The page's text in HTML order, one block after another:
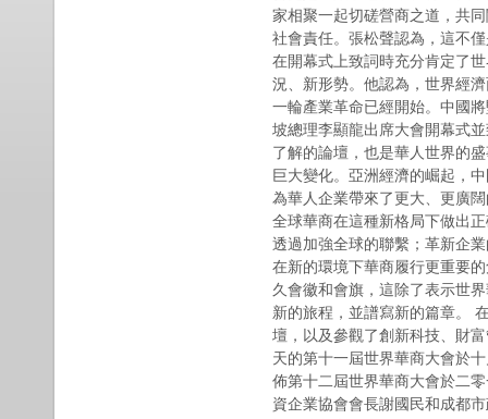
家相聚一起切磋營商之道，共
社會責任。張松聲認為，這不
在開幕式上致詞時充分肯定了
況、新形勢。他認為，世界經
一輪產業革命已經開始。中國
坡總理李顯龍出席大會開幕式
了解的論壇，也是華人世界的
巨大變化。亞洲經濟的崛起，
為華人企業帶來了更大、更廣
全球華商在這種新格局下做出
透過加強全球的聯繫；革新企
在新的環境下華商履行更重要
久會徽和會旗，這除了表示世
新的旅程，並譜寫新的篇章。
壇，以及參觀了創新科技、財
天的第十一屆世界華商大會於
佈第十二屆世界華商大會於二
資企業協會會長謝國民和成都